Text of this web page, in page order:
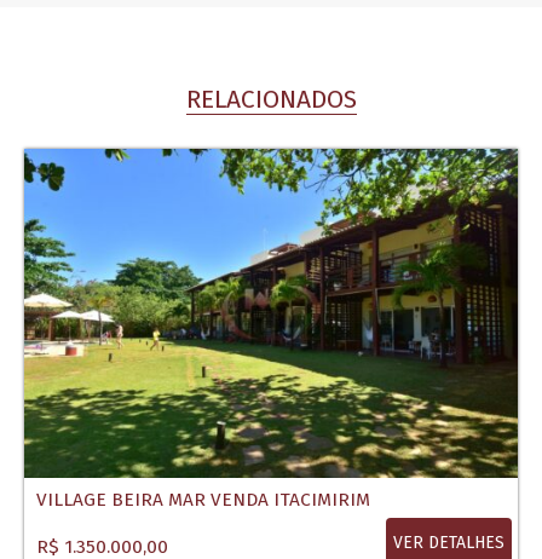
RELACIONADOS
VILLAGE BEIRA MAR VENDA ITACIMIRIM
R$ 1.350.000,00 VER DETALHES